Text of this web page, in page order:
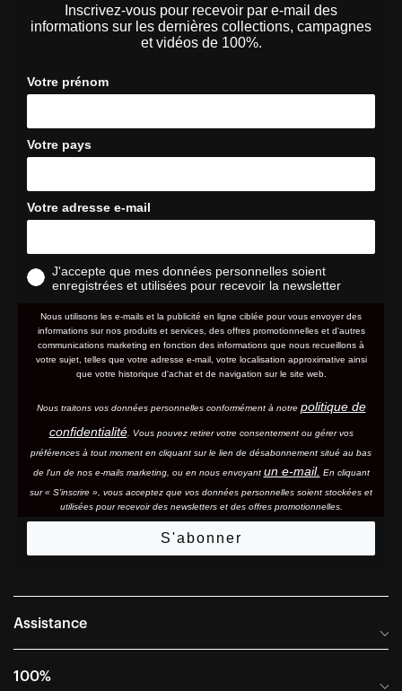
Inscrivez-vous pour recevoir par e-mail des
informations sur les dernières collections, campagnes
et vidéos de 100%.
Votre prénom
Votre pays
Votre adresse e-mail
J'accepte que mes données personnelles soient
enregistrées et utilisées pour recevoir la newsletter
Nous utilisons les e-mails et la publicité en ligne ciblée pour vous envoyer des
informations sur nos produits et services, des offres promotionnelles et d'autres
communications marketing en fonction des informations que nous recueillons à
votre sujet, telles que votre adresse e-mail, votre localisation approximative ainsi
que votre historique d'achat et de navigation sur le site web.
Nous traitons vos données personnelles conformément à notre politique de
confidentialité. Vous pouvez retirer votre consentement ou gérer vos
préférences à tout moment en cliquant sur le lien de désabonnement situé au bas
de l'un de nos e-mails marketing, ou en nous envoyant un e-mail. En cliquant
sur « S'inscrire », vous acceptez que vos données personnelles soient stockées et
utilisées pour recevoir des newsletters et des offres promotionnelles.
S'abonner
Assistance
Foire aux questions
100%